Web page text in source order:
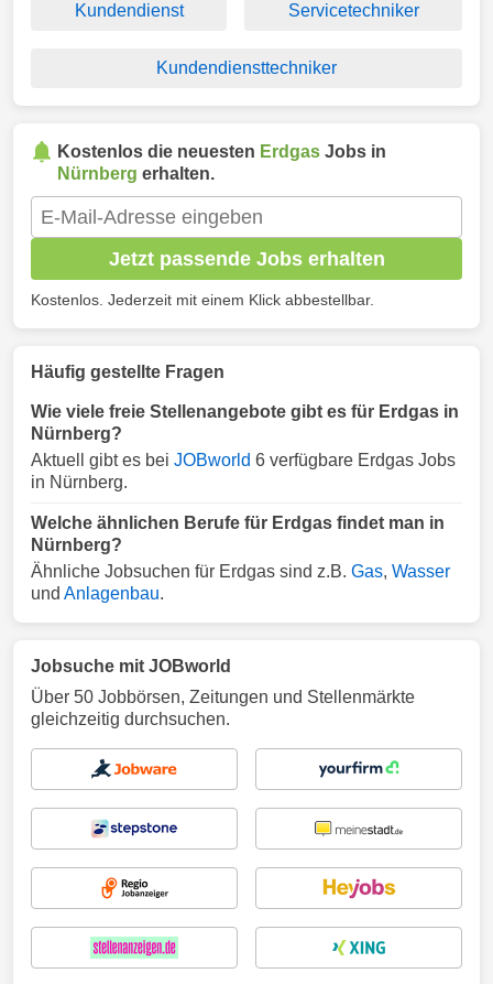
Kundendienst Servicetechniker
Kundendiensttechniker
Kostenlos die neuesten Erdgas Jobs in
Nürnberg erhalten.
Jetzt passende Jobs erhalten
Kostenlos. Jederzeit mit einem Klick abbestellbar.
Häufig gestellte Fragen
Wie viele freie Stellenangebote gibt es für Erdgas in
Nürnberg?
Aktuell gibt es bei JOBworld 6 verfügbare Erdgas Jobs
in Nürnberg.
Welche ähnlichen Berufe für Erdgas findet man in
Nürnberg?
Ähnliche Jobsuchen für Erdgas sind z.B. Gas, Wasser
und Anlagenbau.
Jobsuche mit JOBworld
Über 50 Jobbörsen, Zeitungen und Stellenmärkte
gleichzeitig durchsuchen.